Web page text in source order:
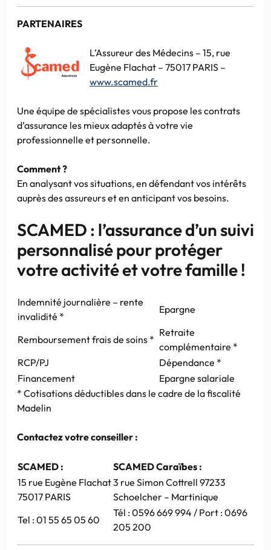
PARTENAIRES
L’Assureur des Médecins – 15, rue
Eugène Flachat – 75017 PARIS –
www.scamed.fr
Une équipe de spécialistes vous propose les contrats
d’assurance les mieux adaptés à votre vie
professionnelle et personnelle.
Comment ?
En analysant vos situations, en défendant vos intérêts
auprès des assureurs et en anticipant vos besoins.
SCAMED : l’assurance d’un suivi
personnalisé pour protéger
votre activité et votre famille !
Indemnité journalière – rente
invalidité *
Epargne
Remboursement frais de soins *
Retraite
complémentaire *
RCP/PJ
Dépendance *
Financement
Epargne salariale
* Cotisations déductibles dans le cadre de la fiscalité
Madelin
Contactez votre conseiller :
SCAMED :
SCAMED Caraïbes :
15 rue Eugène Flachat
75017 PARIS
3 rue Simon Cottrell 97233
Schoelcher – Martinique
Tel : 01 55 65 05 60
Tél : 0596 669 994 / Port : 0696
205 200